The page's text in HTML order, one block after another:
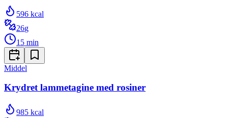
596 kcal
26g
15 min
Middel
Krydret lammetagine med rosiner
985 kcal